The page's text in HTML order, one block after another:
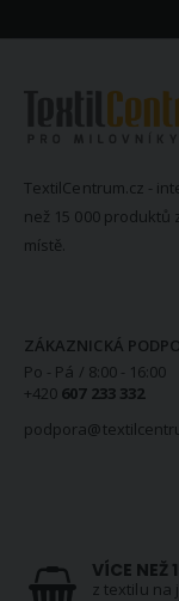
TextilCentrum.cz -
než 15 000
místě.
ZÁKAZNICKÁ
Po - Pá / 8:00 - 16:00
+420 607 233 332
VÍCE NEŽ
z textilu na